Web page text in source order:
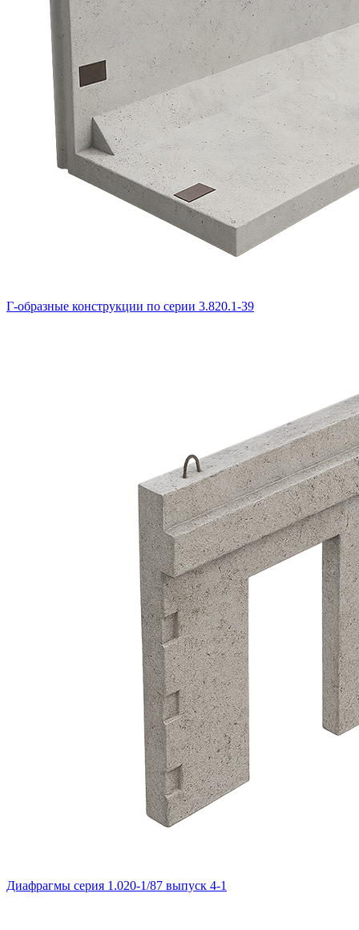
Г-образные конструкции по серии 3.820.1-39
Диафрагмы серия 1.020-1/87 выпуск 4-1